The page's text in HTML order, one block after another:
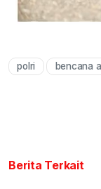
polri bencana
Berita Terkait